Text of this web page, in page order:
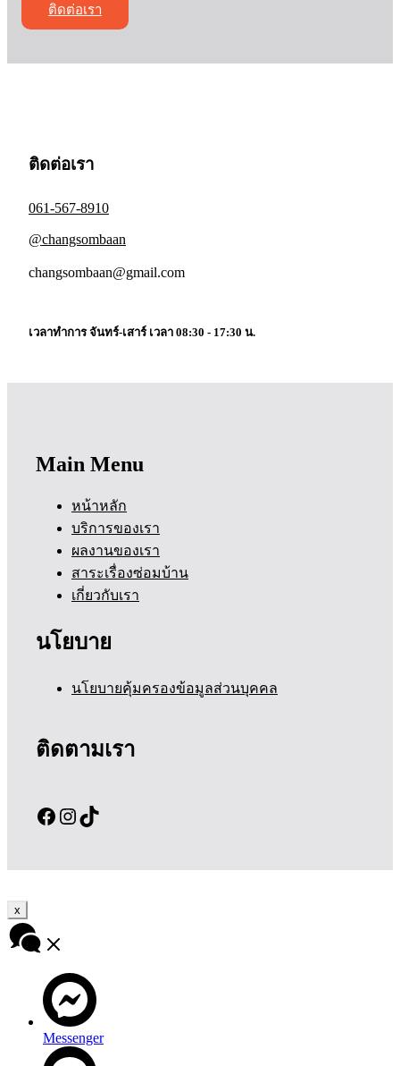
ติดต่อเรา
ติดต่อเรา
061-567-8910
@changsombaan
changsombaan@gmail.com
เวลาทำการ จันทร์-เสาร์ เวลา 08:30 - 17:30 น.
Main Menu
หน้าหลัก
บริการของเรา
ผลงานของเรา
สาระเรื่องซ่อมบ้าน
เกี่ยวกับเรา
นโยบาย
นโยบายคุ้มครองข้อมูลส่วนบุคคล
ติดตามเรา
Facebook
Instagram
TikTok
x
Messenger